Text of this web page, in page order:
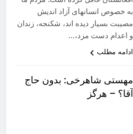
به خصوص انسانهای آزاد اندیش
مصیبت بسیار دیده اند، شکنجه، زندان
و اعدام دست مزد،…
ادامه مطلب
مهستی شاهرخی: بدون حاج
آقا؟ – هرگز